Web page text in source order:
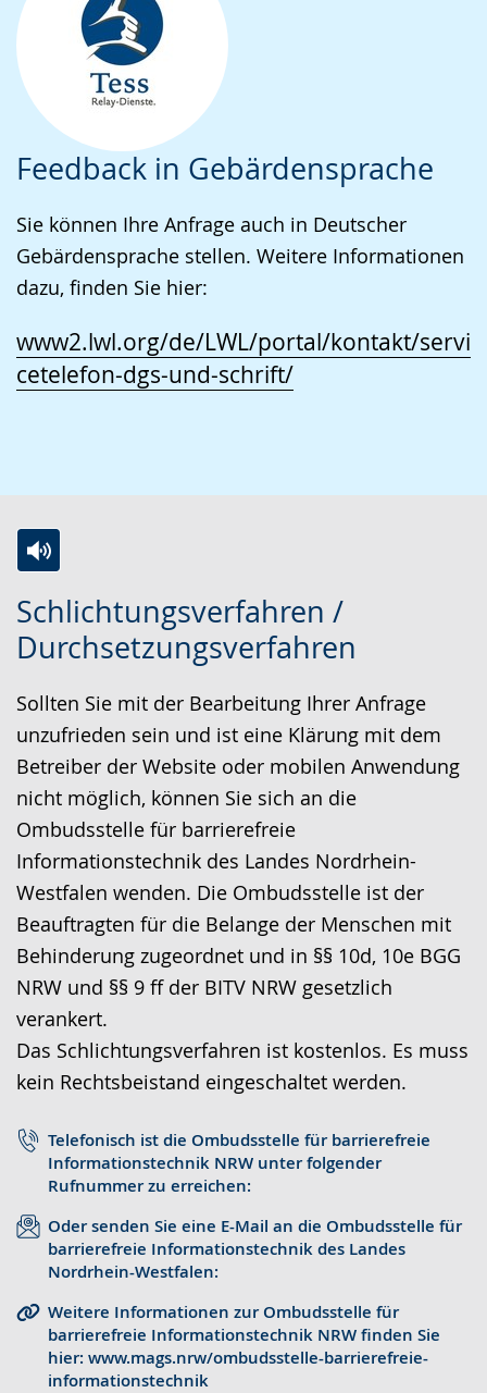
Feedback in Gebärdensprache
Sie können Ihre Anfrage auch in Deutscher
Gebärdensprache stellen. Weitere Informationen
dazu, finden Sie hier:
www2.lwl.org/de/LWL/portal/kontakt/servi
cetelefon-dgs-und-schrift/
Schlichtungsverfahren /
Durchsetzungsverfahren
Sollten Sie mit der Bearbeitung Ihrer Anfrage
unzufrieden sein und ist eine Klärung mit dem
Betreiber der Website oder mobilen Anwendung
nicht möglich, können Sie sich an die
Ombudsstelle für barrierefreie
Informationstechnik des Landes Nordrhein-
Westfalen wenden. Die Ombudsstelle ist der
Beauftragten für die Belange der Menschen mit
Behinderung zugeordnet und in §§ 10d, 10e BGG
NRW und §§ 9 ff der BITV NRW gesetzlich
verankert.
Das Schlichtungsverfahren ist kostenlos. Es muss
kein Rechtsbeistand eingeschaltet werden.
Telefonisch ist die Ombudsstelle für barrierefreie
Informationstechnik NRW unter folgender
Rufnummer zu erreichen:
Oder senden Sie eine E-Mail an die Ombudsstelle für
barrierefreie Informationstechnik des Landes
Nordrhein-Westfalen:
Weitere Informationen zur Ombudsstelle für
barrierefreie Informationstechnik NRW finden Sie
hier: www.mags.nrw/ombudsstelle-barrierefreie-
informationstechnik
u
r
e
i
c
h
t
e
n
S
p
r
a
c
h
e
w
c
e
k
v
i
e
r
e
A
u
d
i
o
-
U
n
t
e
s
t
i
n
i
d
e
o
i
n
D
e
u
t
s
c
h
e
r
e
r